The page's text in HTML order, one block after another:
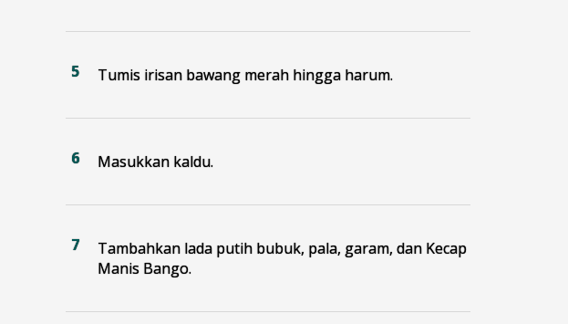
Tumis irisan bawang merah hingga harum.
Masukkan kaldu.
Tambahkan lada putih bubuk, pala, garam, dan Kecap
Manis Bango.